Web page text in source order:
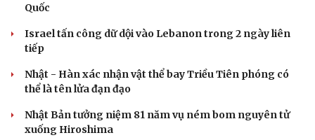
Quốc
Israel tấn công dữ dội vào Lebanon trong 2 ngày liên
tiếp
Nhật - Hàn xác nhận vật thể bay Triều Tiên phóng có
thể là tên lửa đạn đạo
Nhật Bản tưởng niệm 81 năm vụ ném bom nguyên tử
xuống Hiroshima